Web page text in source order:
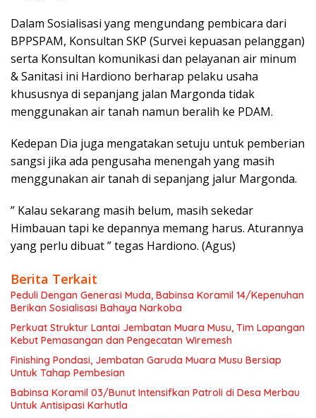
Dalam Sosialisasi yang mengundang pembicara dari
BPPSPAM, Konsultan SKP (Survei kepuasan pelanggan)
serta Konsultan komunikasi dan pelayanan air minum
& Sanitasi ini Hardiono berharap pelaku usaha
khususnya di sepanjang jalan Margonda tidak
menggunakan air tanah namun beralih ke PDAM.
Kedepan Dia juga mengatakan setuju untuk pemberian
sangsi jika ada pengusaha menengah yang masih
menggunakan air tanah di sepanjang jalur Margonda.
” Kalau sekarang masih belum, masih sekedar
Himbauan tapi ke depannya memang harus. Aturannya
yang perlu dibuat ” tegas Hardiono. (Agus)
Berita Terkait
Peduli Dengan Generasi Muda, Babinsa Koramil 14/Kepenuhan
Berikan Sosialisasi Bahaya Narkoba
Perkuat Struktur Lantai Jembatan Muara Musu, Tim Lapangan
Kebut Pemasangan dan Pengecatan Wiremesh
Finishing Pondasi, Jembatan Garuda Muara Musu Bersiap
Untuk Tahap Pembesian
Babinsa Koramil 03/Bunut Intensifkan Patroli di Desa Merbau
Untuk Antisipasi Karhutla